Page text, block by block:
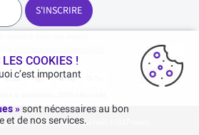
S'INSCRIRE
2026 - Tous droits réservés 1001Pneus
COOKIES !
c’est important
»sont nécessaires au bon
et de nos services.